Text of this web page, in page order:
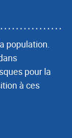
population.
pour la
à ces